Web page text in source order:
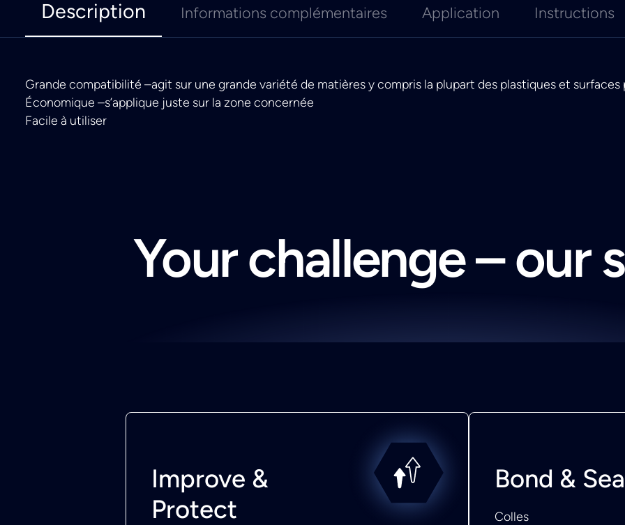
Description Informations complémentaires Application Instructions
Grande compatibilité –agit sur une grande variété de matières y compris la plupart des plastiques et surfaces
Économique –s’applique juste sur la zone concernée
Facile à utiliser
Your challenge – our
Improve &
Protect
Bond &
Colles